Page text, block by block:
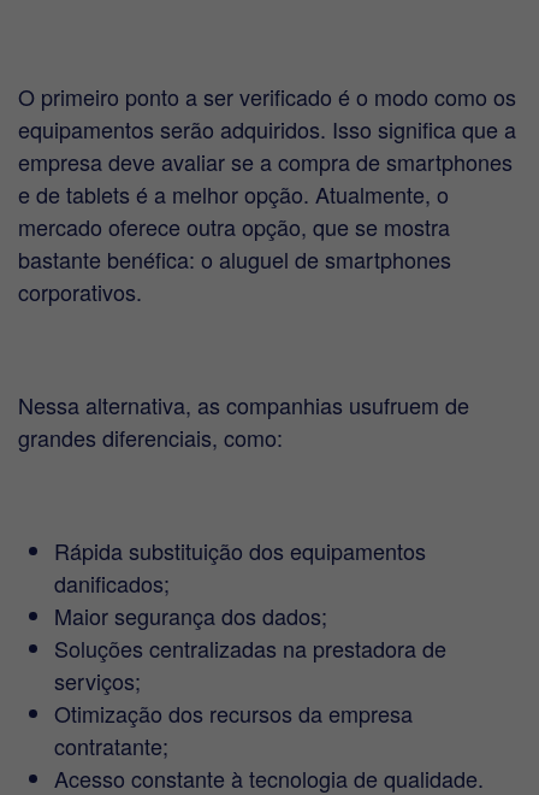
O primeiro ponto a ser verificado é o modo como os
equipamentos serão adquiridos. Isso significa que a
empresa deve avaliar se a compra de smartphones
e de tablets é a melhor opção. Atualmente, o
mercado oferece outra opção, que se mostra
bastante benéfica: o aluguel de smartphones
corporativos.
Nessa alternativa, as companhias usufruem de
grandes diferenciais, como:
Rápida substituição dos equipamentos
danificados;
Maior segurança dos dados;
Soluções centralizadas na prestadora de
serviços;
Otimização dos recursos da empresa
contratante;
Acesso constante à tecnologia de qualidade.